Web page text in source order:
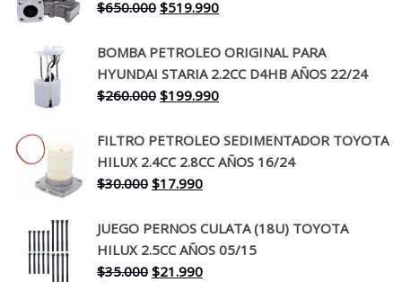
$130.000.$94.990.
$650.000 El
original
era:
$650.000.
$519.990El
actual
es:
$519.990.
BOMBA PETROLEO ORIGINAL PARA
HYUNDAI STARIA 2.2CC D4HB AÑOS 22/24
$260.000 El
original
era:
$260.000.
$199.990El
actual
es:
FILTRO PETROLEO SEDIMENTADOR TOYOTA
HILUX 2.4CC 2.8CC AÑOS 16/24
$30.000 El
original
era:
$30.000.
$17.990El
actual
es:
$17.990.
JUEGO PERNOS CULATA (18U) TOYOTA
HILUX 2.5CC AÑOS 05/15
$35.000 El
$21.990El